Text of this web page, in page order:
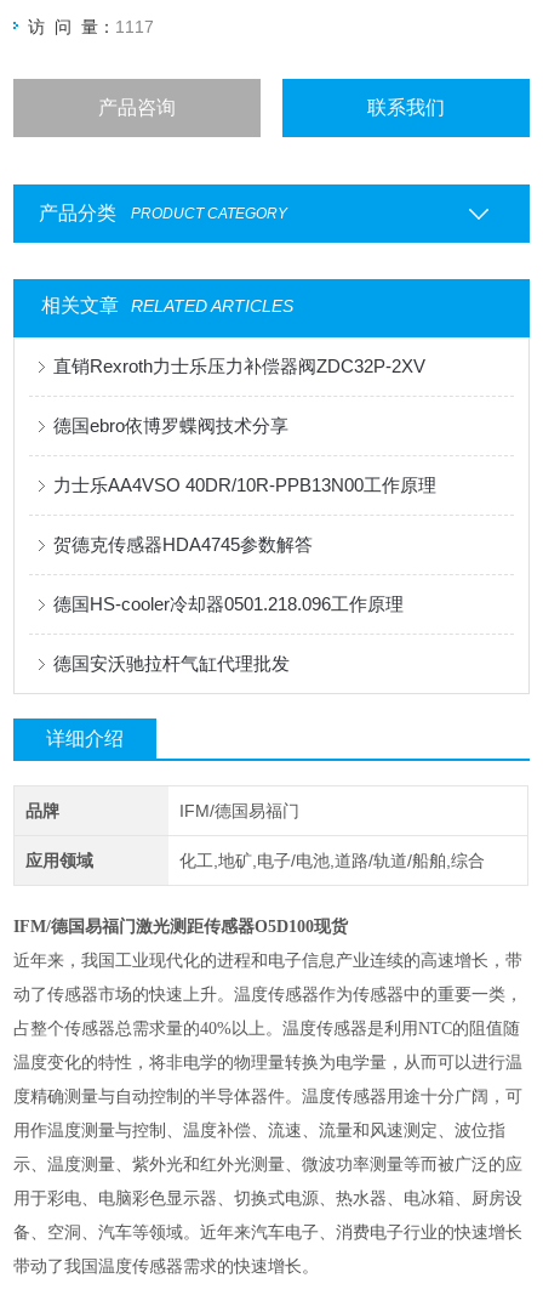
访 问 量： 1117
产品咨询 联系我们
产品分类 PRODUCT CATEGORY
相关文章 RELATED ARTICLES
直销Rexroth力士乐压力补偿器阀ZDC32P-2XV
德国ebro依博罗蝶阀技术分享
力士乐AA4VSO 40DR/10R-PPB13N00工作原理
贺德克传感器HDA4745参数解答
德国HS-cooler冷却器0501.218.096工作原理
德国安沃驰拉杆气缸代理批发
详细介绍
品牌 IFM/德国易福门
应用领域 化工,地矿,电子/电池,道路/轨道/船舶,综合
IFM/德国易福门激光测距传感器O5D100现货
近年来，我国工业现代化的进程和电子信息产业连续的高速增长，带
动了传感器市场的快速上升。温度传感器作为传感器中的重要一类，
占整个传感器总需求量的40%以上。温度传感器是利用NTC的阻值随
温度变化的特性，将非电学的物理量转换为电学量，从而可以进行温
度精确测量与自动控制的半导体器件。温度传感器用途十分广阔，可
用作温度测量与控制、温度补偿、流速、流量和风速测定、波位指
示、温度测量、紫外光和红外光测量、微波功率测量等而被广泛的应
用于彩电、电脑彩色显示器、切换式电源、热水器、电冰箱、厨房设
备、空洞、汽车等领域。近年来汽车电子、消费电子行业的快速增长
带动了我国温度传感器需求的快速增长。